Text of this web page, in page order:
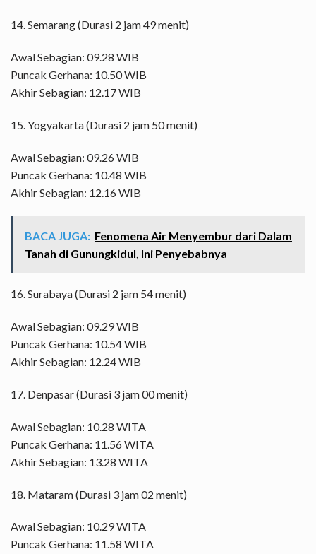
14. Semarang (Durasi 2 jam 49 menit)
Awal Sebagian: 09.28 WIB
Puncak Gerhana: 10.50 WIB
Akhir Sebagian: 12.17 WIB
15. Yogyakarta (Durasi 2 jam 50 menit)
Awal Sebagian: 09.26 WIB
Puncak Gerhana: 10.48 WIB
Akhir Sebagian: 12.16 WIB
BACA JUGA: Fenomena Air Menyembur dari Dalam
Tanah di Gunungkidul, Ini Penyebabnya
16. Surabaya (Durasi 2 jam 54 menit)
Awal Sebagian: 09.29 WIB
Puncak Gerhana: 10.54 WIB
Akhir Sebagian: 12.24 WIB
17. Denpasar (Durasi 3 jam 00 menit)
Awal Sebagian: 10.28 WITA
Puncak Gerhana: 11.56 WITA
Akhir Sebagian: 13.28 WITA
18. Mataram (Durasi 3 jam 02 menit)
Awal Sebagian: 10.29 WITA
Puncak Gerhana: 11.58 WITA